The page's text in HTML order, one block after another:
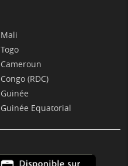
Mali
Togo
Cameroun
Congo (RDC)
Guinée
Guinée Equatorial